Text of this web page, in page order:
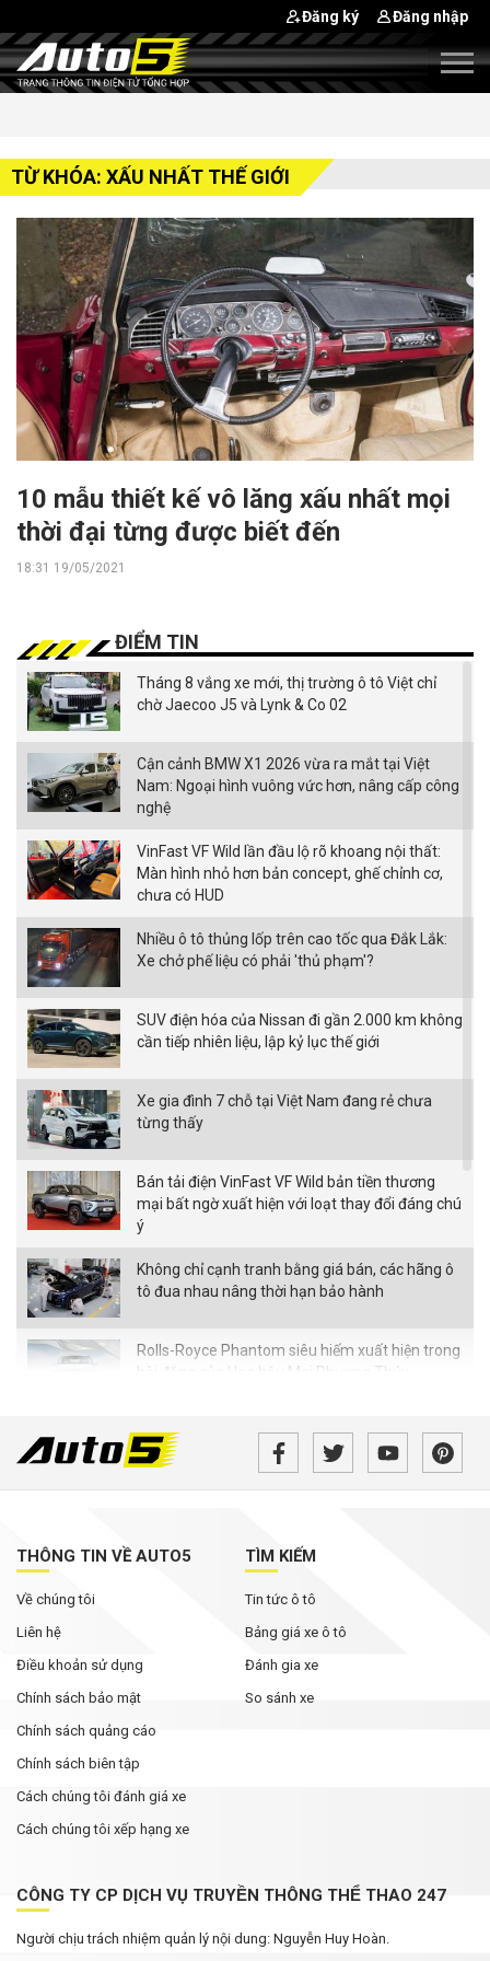
Đăng ký Đăng nhập
TỪ KHÓA: XẤU NHẤT THẾ GIỚI
10 mẫu thiết kế vô lăng xấu nhất mọi
thời đại từng được biết đến
18:31 19/05/2021
ĐIỂM TIN
Tháng 8 vắng xe mới, thị trường ô tô Việt chỉ
chờ Jaecoo J5 và Lynk & Co 02
Cận cảnh BMW X1 2026 vừa ra mắt tại Việt
Nam: Ngoại hình vuông vức hơn, nâng cấp công
nghệ
VinFast VF Wild lần đầu lộ rõ khoang nội thất:
Màn hình nhỏ hơn bản concept, ghế chỉnh cơ,
chưa có HUD
Nhiều ô tô thủng lốp trên cao tốc qua Đắk Lắk:
Xe chở phế liệu có phải 'thủ phạm'?
SUV điện hóa của Nissan đi gần 2.000 km không
cần tiếp nhiên liệu, lập kỷ lục thế giới
Xe gia đình 7 chỗ tại Việt Nam đang rẻ chưa
từng thấy
Bán tải điện VinFast VF Wild bản tiền thương
mại bất ngờ xuất hiện với loạt thay đổi đáng chú
ý
Không chỉ cạnh tranh bằng giá bán, các hãng ô
tô đua nhau nâng thời hạn bảo hành
Rolls-Royce Phantom siêu hiếm xuất hiện trong
bài đăng của Hoa hậu Mai Phương Thúy
Từ tháng 8/2026, loạt quy định mới về giao
thông người dân cần biết
Tháng Ngâu chưa tới, phân khúc SUV cỡ C đã
THÔNG TIN VỀ AUTO5
Về chúng tôi
Liên hệ
Điều khoản sử dụng
Chính sách bảo mật
Chính sách quảng cáo
Chính sách biên tập
Cách chúng tôi đánh giá xe
Cách chúng tôi xếp hạng xe
TÌM KIẾM
Tin tức ô tô
Bảng giá xe ô tô
Đánh gia xe
So sánh xe
CÔNG TY CP DỊCH VỤ TRUYỀN THÔNG THỂ THAO 247
Người chịu trách nhiệm quản lý nội dung: Nguyễn Huy Hoàn.